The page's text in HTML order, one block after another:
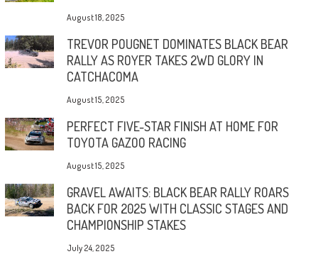
August 18, 2025
TREVOR POUGNET DOMINATES BLACK BEAR
RALLY AS ROYER TAKES 2WD GLORY IN
CATCHACOMA
August 15, 2025
PERFECT FIVE-STAR FINISH AT HOME FOR
TOYOTA GAZOO RACING
August 15, 2025
GRAVEL AWAITS: BLACK BEAR RALLY ROARS
BACK FOR 2025 WITH CLASSIC STAGES AND
CHAMPIONSHIP STAKES
July 24, 2025